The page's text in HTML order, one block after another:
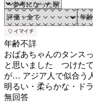
年齢不詳
おばあちゃんのタンス
と思いました つけた
が… アジア人で似合う
明るい・柔らかな・ド
無回答